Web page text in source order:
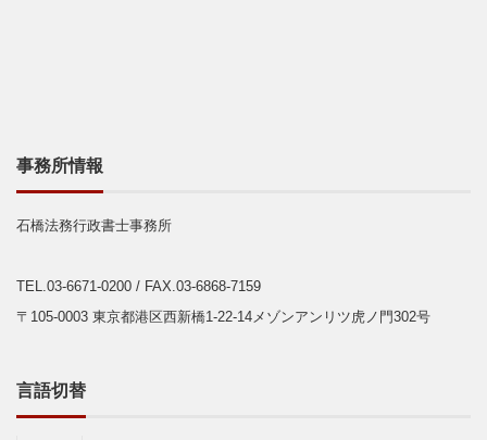
事務所情報
石橋法務行政書士事務所
TEL.03-6671-0200 / FAX.03-6868-7159
〒105-0003 東京都港区西新橋1-22-14メゾンアンリツ虎ノ門302号
言語切替